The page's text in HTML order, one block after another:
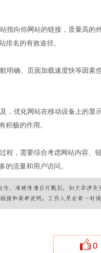
指向你网站的链接，质量高
排名的有效途径。
明确、页面加载速度快等因
，优化网站在移动设备上的
积极的作用。
程，需要综合考虑网站内容
的流量和用户访问。
0